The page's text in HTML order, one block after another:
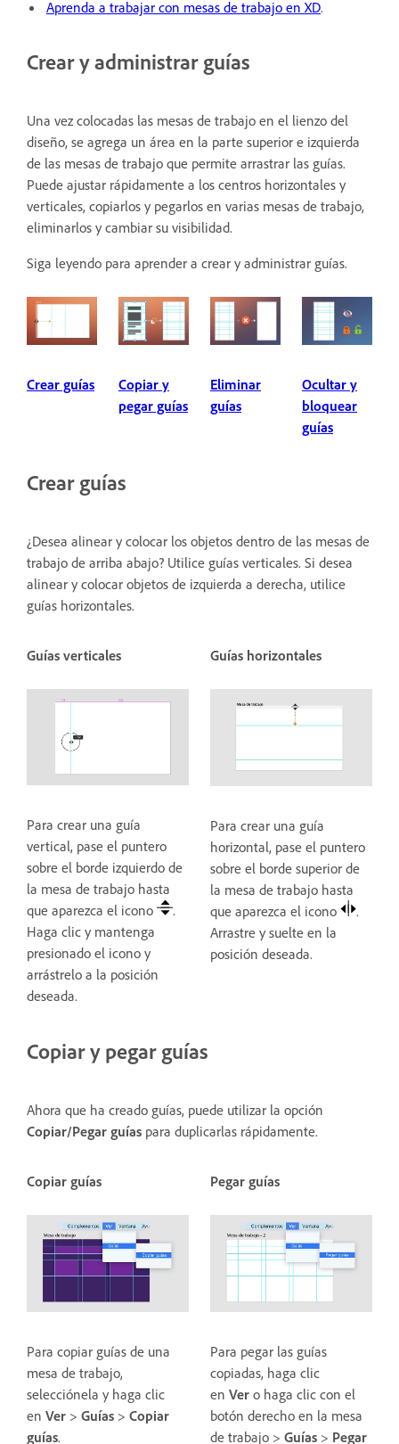
Aprenda a trabajar con mesas de trabajo en XD.
Crear y administrar guías
Una vez colocadas las mesas de trabajo en el lienzo del
diseño, se agrega un área en la parte superior e izquierda
de las mesas de trabajo que permite arrastrar las guías.
Puede ajustar rápidamente a los centros horizontales y
verticales, copiarlos y pegarlos en varias mesas de trabajo,
eliminarlos y cambiar su visibilidad.
Siga leyendo para aprender a crear y administrar guías.
Crear guías
Copiar y
pegar guías
Eliminar
guías
Ocultar y
bloquear
guías
Crear guías
¿Desea alinear y colocar los objetos dentro de las mesas de
trabajo de arriba abajo? Utilice guías verticales. Si desea
alinear y colocar objetos de izquierda a derecha, utilice
guías horizontales.
Guías verticales
Para crear una guía
vertical, pase el puntero
sobre el borde izquierdo de
la mesa de trabajo hasta
que aparezca el icono
.
Haga clic y mantenga
presionado el icono y
arrástrelo a la posición
deseada.
Guías horizontales
Para crear una guía
horizontal, pase el puntero
sobre el borde superior de
la mesa de trabajo hasta
que aparezca el icono
.
Arrastre y suelte en la
posición deseada.
Copiar y pegar guías
Ahora que ha creado guías, puede utilizar la opción
Copiar/Pegar guías para duplicarlas rápidamente.
Copiar guías
Para copiar guías de una
mesa de trabajo,
selecciónela y haga clic
en Ver > Guías > Copiar
guías.
Pegar guías
Para pegar las guías
copiadas, haga clic
en Ver o haga clic con el
botón derecho en la mesa
de trabajo > Guías > Pegar